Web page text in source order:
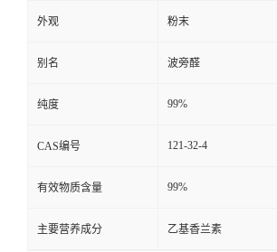
外观 粉末
别名 波旁醛
纯度 99%
CAS编号 121-32-4
有效物质含量 99%
主要营养成分 乙基香兰素